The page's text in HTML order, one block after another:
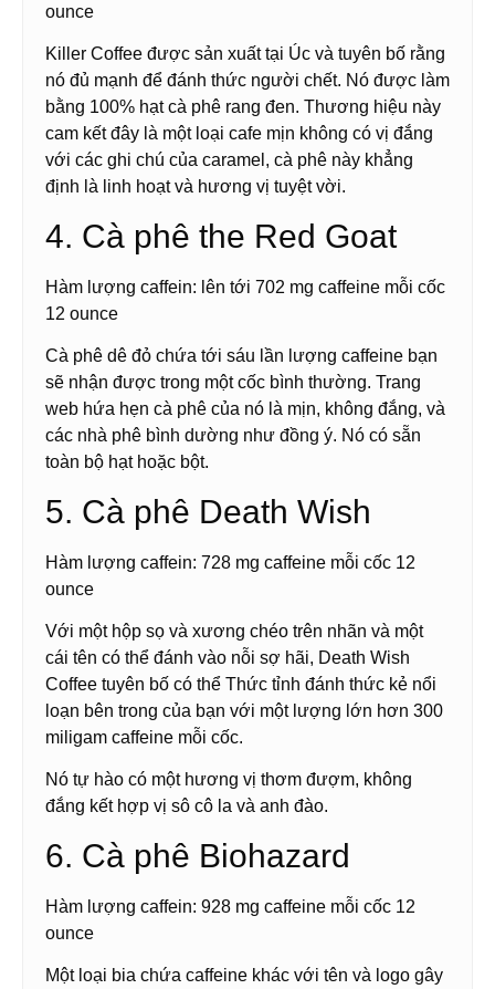
ounce
Killer Coffee được sản xuất tại Úc và tuyên bố rằng
nó đủ mạnh để đánh thức người chết. Nó được làm
bằng 100% hạt cà phê rang đen. Thương hiệu này
cam kết đây là một loại cafe mịn không có vị đắng
với các ghi chú của caramel, cà phê này khẳng
định là linh hoạt và hương vị tuyệt vời.
4. Cà phê the Red Goat
Hàm lượng caffein: lên tới 702 mg caffeine mỗi cốc
12 ounce
Cà phê dê đỏ chứa tới sáu lần lượng caffeine bạn
sẽ nhận được trong một cốc bình thường. Trang
web hứa hẹn cà phê của nó là mịn, không đắng, và
các nhà phê bình dường như đồng ý. Nó có sẵn
toàn bộ hạt hoặc bột.
5. Cà phê Death Wish
Hàm lượng caffein: 728 mg caffeine mỗi cốc 12
ounce
Với một hộp sọ và xương chéo trên nhãn và một
cái tên có thể đánh vào nỗi sợ hãi, Death Wish
Coffee tuyên bố có thể Thức tỉnh đánh thức kẻ nổi
loạn bên trong của bạn với một lượng lớn hơn 300
miligam caffeine mỗi cốc.
Nó tự hào có một hương vị thơm đượm, không
đắng kết hợp vị sô cô la và anh đào.
6. Cà phê Biohazard
Hàm lượng caffein: 928 mg caffeine mỗi cốc 12
ounce
Một loại bia chứa caffeine khác với tên và logo gây